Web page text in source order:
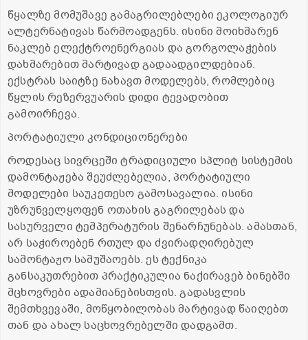
წყალზე მომუშავე გამაგრილებლები ეკოლოგიურ
ალტერნატივას წარმოადგენს. ისინი მოიხმარენ
ნაკლებ ელექტროენერგიას და გორგოლაჭების
დახმარებით მარტივად გადაადგილდებიან.
ექსტრას საიტზე ნახავთ მოდელებს, რომლებიც
წყლის რეზერვუარის დიდი ტევადობით
გამოირჩევა.
პორტატიული კონდიციონერები
როდესაც სივრცეში ტრადიციული სპლიტ სისტემის
დამონტაჟება შეუძლებელია, პორტატიული
მოდელები საუკეთესო გამოსავალია. ისინი
უზრუნველყოფენ ოთახის გაგრილებას და
სასურველი ტემპერატურის შენარჩუნებას. ამასთან,
არ საჭიროებენ რთულ და ძვირადღირებულ
სამონტაჟო სამუშაოებს. ეს ტექნიკა
განსაკუთრებით პრაქტიკულია ნაქირავებ ბინებში
მცხოვრები ადამიანებისთვის. გადასვლის
შემთხვევაში, მოწყობილობას მარტივად წაიღებთ
თან და ახალ საცხოვრებელში დადგამთ.